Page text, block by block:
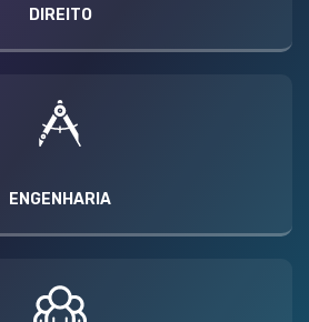
DIREITO
ENGENHARIA